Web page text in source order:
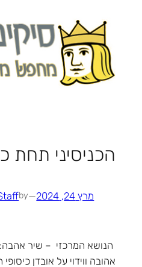
הכניסיני תחת
מרץ 24, 2024 —
by
הנושא המרכזי – שיר
אהובה ווידוי על אובדן